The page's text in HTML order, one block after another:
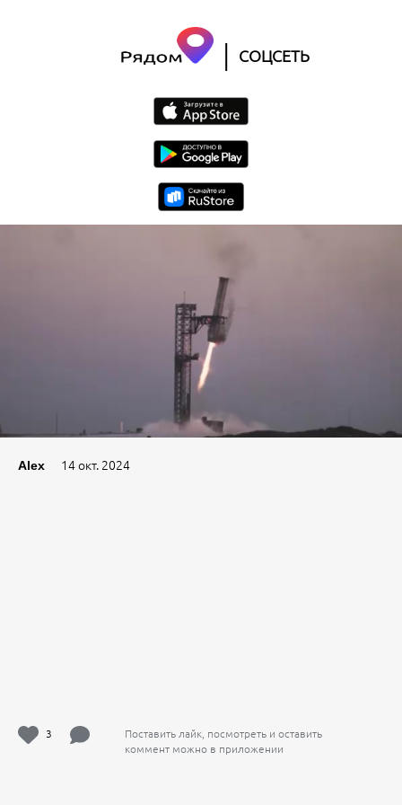
| СОЦСЕТЬ
Alex 14 окт. 2024
3
Поставить лайк, посмотреть и оставить
коммент можно в приложении